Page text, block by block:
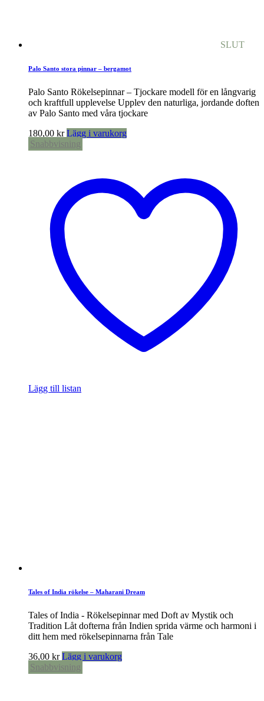
SLUT
Palo Santo stora pinnar – bergamot
Palo Santo Rökelsepinnar – Tjockare modell för en långvarig
och kraftfull upplevelse Upplev den naturliga, jordande doften
av Palo Santo med våra tjockare
180,00 kr Lägg i varukorg
Snabbvisning
Lägg till listan
Tales of India rökelse – Maharani Dream
Tales of India - Rökelsepinnar med Doft av Mystik och
Tradition Låt dofterna från Indien sprida värme och harmoni i
ditt hem med rökelsepinnarna från Tale
36,00 kr Lägg i varukorg
Snabbvisning